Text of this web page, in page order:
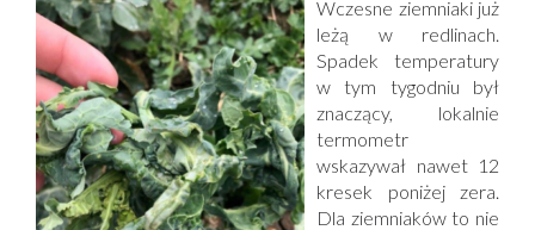
Wczesne ziemniaki już
leżą w redlinach.
Spadek temperatury
w tym tygodniu był
znaczący, lokalnie
termometr
wskazywał nawet 12
kresek poniżej zera.
Dla ziemniaków to nie